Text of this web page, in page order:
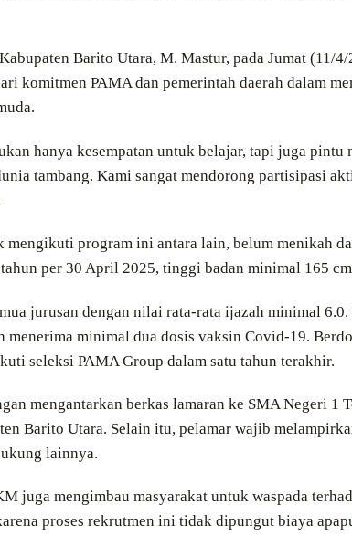
Barito Utara, M. Mastur, pada Jumat (11/
komitmen PAMA dan pemerintah daerah dalam
hanya kesempatan untuk belajar, tapi juga pintu
tambang. Kami sangat mendorong partisipasi
mengikuti program ini antara lain, belum menikah
per 30 April 2025, tinggi badan minimal 165
jurusan dengan nilai rata-rata ijazah minimal
menerima minimal dua dosis vaksin Covid-19.
seleksi PAMA Group dalam satu tahun terakhir.
mengantarkan berkas lamaran ke SMA Negeri 1
Barito Utara. Selain itu, pelamar wajib
lainnya.
juga mengimbau masyarakat untuk waspada
proses rekrutmen ini tidak dipungut biaya